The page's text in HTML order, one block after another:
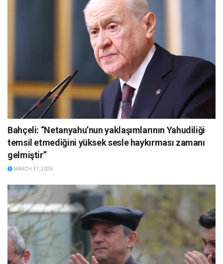
Bahçeli: “Netanyahu’nun yaklaşımlarının Yahudiliği
temsil etmediğini yüksek sesle haykırması zamanı
gelmiştir”
MARCH 31, 2026